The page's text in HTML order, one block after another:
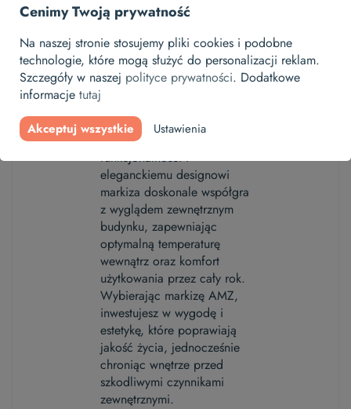
z serii GREENVIEW.
Markiza AMZto
niezawodne rozwiązanie dla
tych, którzy poszukują
słońcem, ciepłem i
refleksami. Dzięki swojej
funkcjonalności i
eleganckiemu designowi
markiza doskonale współgra
z wyglądem zewnętrznym
budynku, zapewniając
optymalną temperaturę
wewnątrz oraz komfort
użytkowania przez cały rok.
Wybierając markizę AMZ,
inwestujesz w wygodę i
estetykę, które poprawiają
jakość życia, jednocześnie
chroniąc wnętrze przed
szkodliwymi czynnikami
zewnętrznymi.
Cenimy Twoją prywatność
Na naszej stronie stosujemy pliki cookies i podobne
technologie, które mogą służyć do personalizacji reklam.
Szczegóły w naszej polityce prywatności. Dodatkowe
informacje tutaj
Akceptuj wszystkie Ustawienia